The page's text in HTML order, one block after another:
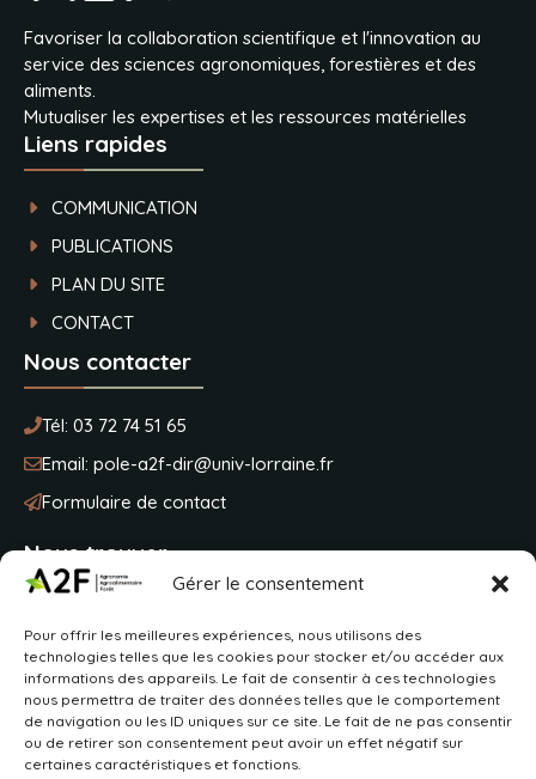
Gérer le consentement
Pour offrir les meilleures expériences, nous utilisons des
technologies telles que les cookies pour stocker et/ou accéder aux
informations des appareils. Le fait de consentir à ces technologies
nous permettra de traiter des données telles que le comportement
de navigation ou les ID uniques sur ce site. Le fait de ne pas consentir
ou de retirer son consentement peut avoir un effet négatif sur
certaines caractéristiques et fonctions.
Favoriser la collaboration scientifique et l'innovation au
service des sciences agronomiques, forestières et des
aliments.
Mutualiser les expertises et les ressources matérielles
Liens rapides
COMMUNICATION
PUBLICATIONS
PLAN DU SITE
CONTACT
Nous contacter
Tél: 03 72 74 51 65
Email: pole-a2f-dir@univ-lorraine.fr
Formulaire de contact
Nous trouver
BP 20163
2 avenue de la fôret de Haye
54505 Vandoeuvre-lès-Nancy
VOIR SUR MAPS